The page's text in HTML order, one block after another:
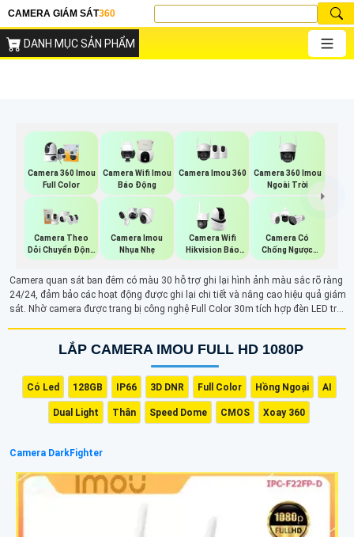
CAMERA GIÁM SÁT360
DANH MỤC SẢN PHẨM
Camera 360 Imou
Full Color
Camera Wifi Imou
Báo Động
Camera Imou 360
Camera 360 Imou
Ngoài Trời
Camera Theo
Dỏi Chuyển Động
Imou
Camera Imou
Nhụa Nhẹ
Camera Wifi
Hikvision Báo
Động
Camera Có
Chống Ngược
Sáng Vantech
Camera quan sát ban đêm có màu 30 hỗ trợ ghi lại hình ảnh màu sắc rõ ràng
24/24, đảm bảo các hoạt động được ghi lại chi tiết và nâng cao hiệu quả giám
sát. Nhờ camera được trang bị công nghệ Full Color 30m tích hợp đèn LED trợ
LẮP CAMERA IMOU FULL HD 1080P
Có Led 128GB IP66 3D DNR Full Color Hồng Ngoại AI
Dual Light Thân Speed Dome CMOS Xoay 360
Camera DarkFighter